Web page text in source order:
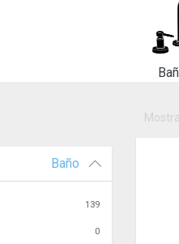
Baño
139
0